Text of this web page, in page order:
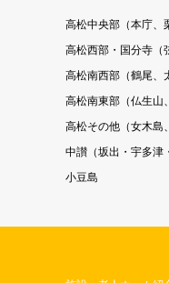
高松中央部（本庁、
高松西部・国分寺（
高松南西部（鶴尾、
高松南東部（仏生山
高松その他（女木島
中讃（坂出・宇多津
小豆島